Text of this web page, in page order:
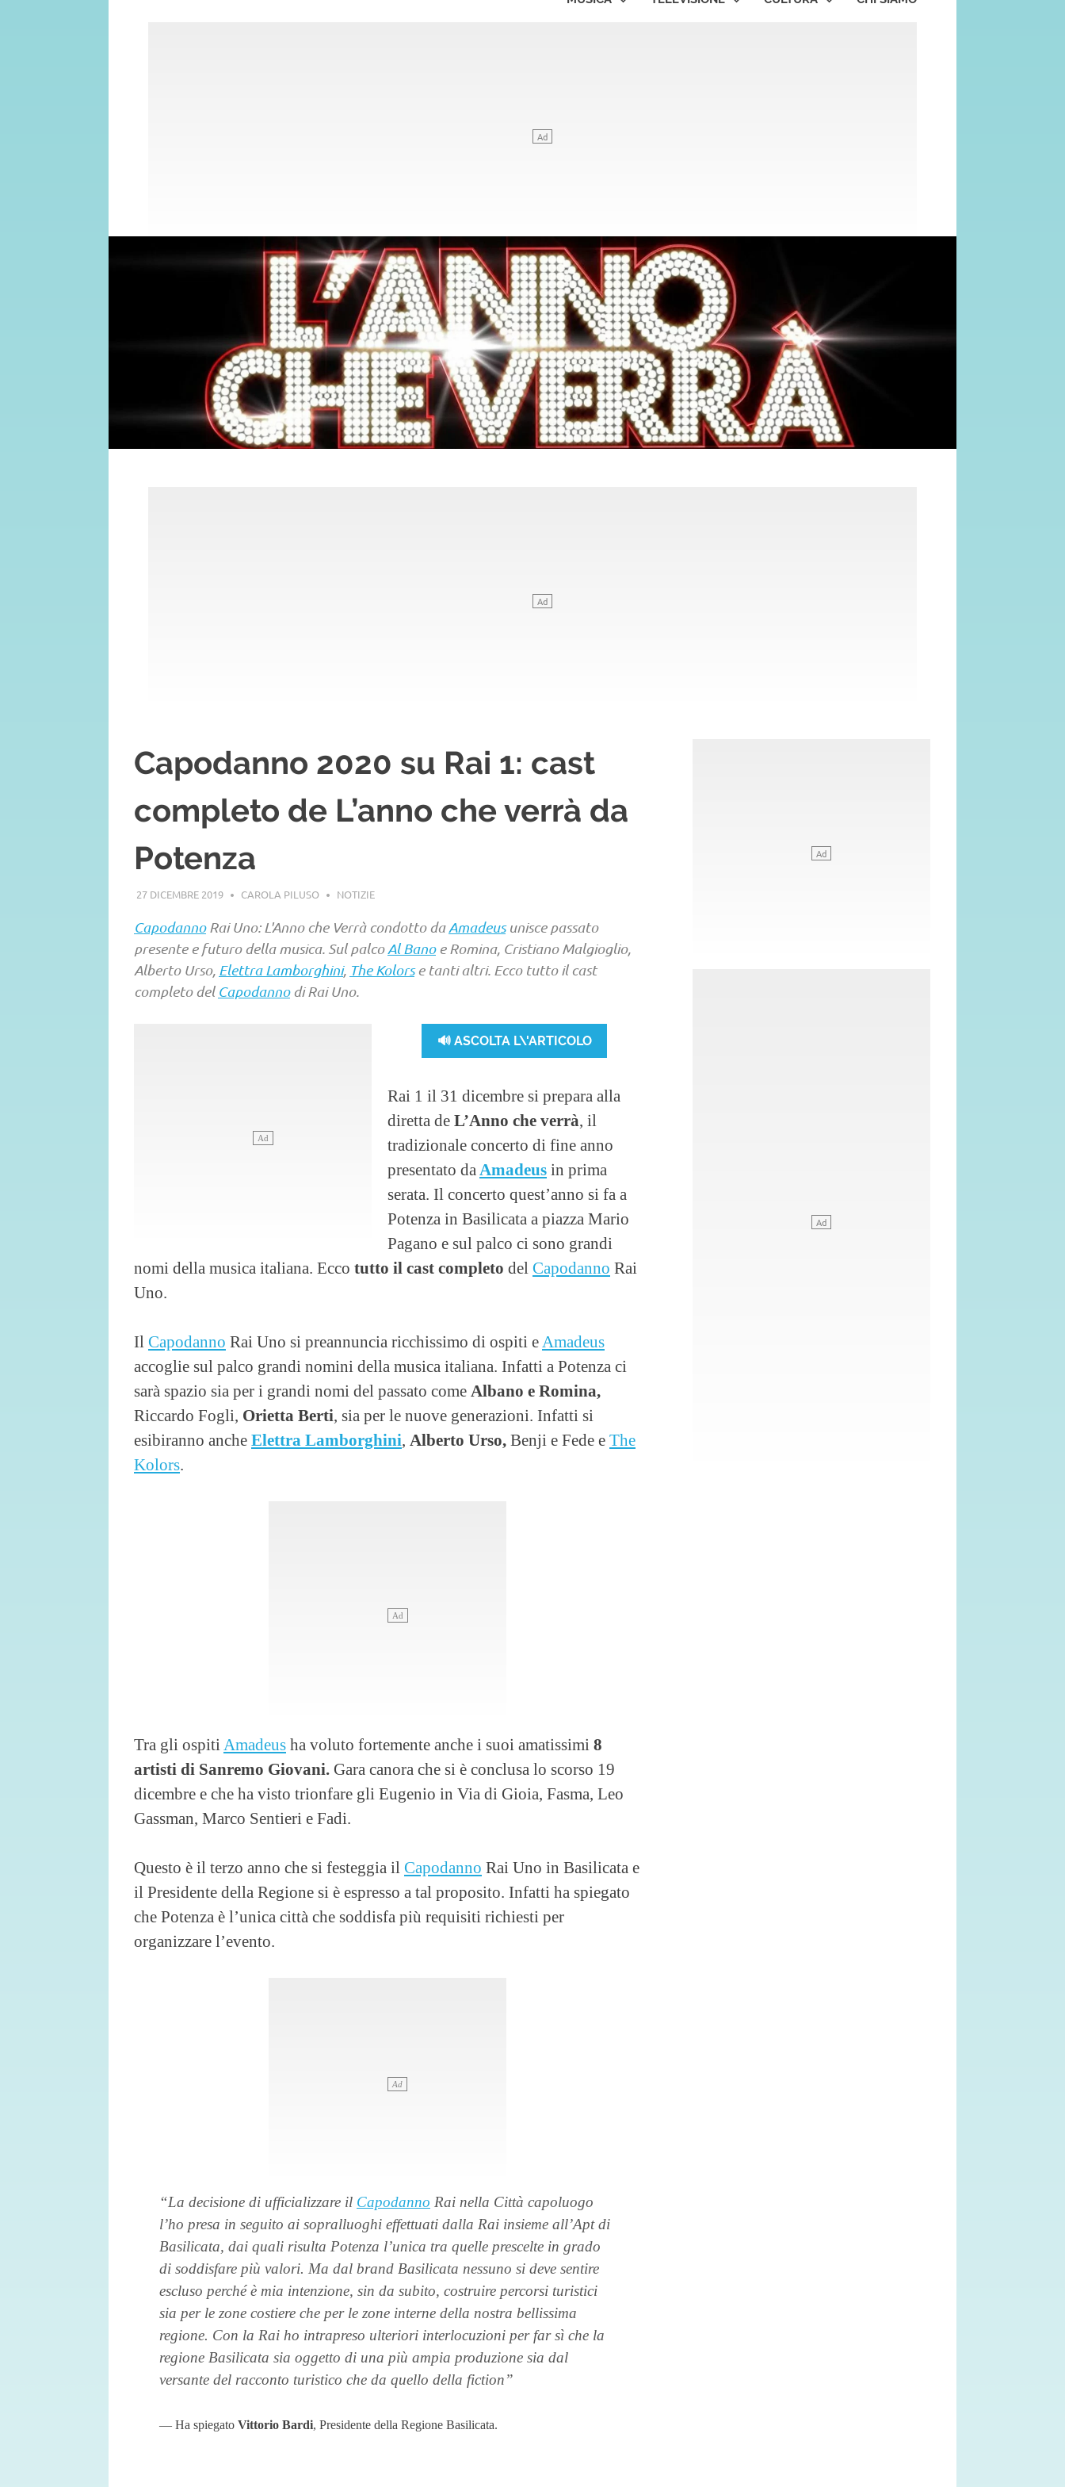
Capodanno 2020 su Rai 1: cast
completo de L’anno che verrà da
Potenza
27 DICEMBRE 2019 CAROLA PILUSO NOTIZIE
CapodannoRai Uno: L'Anno che Verrà condotto daAmadeusunisce passato
presente e futuro della musica. Sul palcoAl Banoe Romina, Cristiano Malgioglio,
Alberto Urso, Elettra Lamborghini, The Kolorse tanti altri. Ecco tutto il cast
completo del Capodannodi Rai Uno.
🔊 ASCOLTA L\'ARTICOLO
Rai 1 il 31 dicembre si prepara alla
diretta de L’Anno che verrà , il
tradizionale concerto di fine anno
presentato da Amadeus in prima
serata. Il concerto quest’anno si fa a
Potenza in Basilicata a piazza Mario
Pagano e sul palco ci sono grandi
nomi della musica italiana. Ecco tutto il cast completo del Capodanno Rai
Uno.
Il Capodanno Rai Uno si preannuncia ricchissimo di ospiti e Amadeus
accoglie sul palco grandi nomini della musica italiana. Infatti a Potenza ci
sarà spazio sia per i grandi nomi del passato come Albano e Romina,
Riccardo Fogli, Orietta Berti, sia per le nuove generazioni. Infatti si
esibiranno anche Elettra Lamborghini, Alberto Urso, Benji e Fede e The
Kolors.
Tra gli ospiti Amadeus ha voluto fortemente anche i suoi amatissimi 8
artisti di Sanremo Giovani. Gara canora che si è conclusa lo scorso 19
dicembre e che ha visto trionfare gli Eugenio in Via di Gioia, Fasma, Leo
Gassman, Marco Sentieri e Fadi.
Questo è il terzo anno che si festeggia il Capodanno Rai Uno in Basilicata e
il Presidente della Regione si è espresso a tal proposito. Infatti ha spiegato
che Potenza è l’unica città che soddisfa più requisiti richiesti per
organizzare l’evento.
“La decisione di ufficializzare il Capodanno Rai nella Città capoluogo
l’ho presa in seguito ai sopralluoghi effettuati dalla Rai insieme all’Apt di
Basilicata, dai quali risulta Potenza l’unica tra quelle prescelte in grado
di soddisfare più valori. Ma dal brand Basilicata nessuno si deve sentire
escluso perché è mia intenzione, sin da subito, costruire percorsi turistici
sia per le zone costiere che per le zone interne della nostra bellissima
regione. Con la Rai ho intrapreso ulteriori interlocuzioni per far sì che la
regione Basilicata sia oggetto di una più ampia produzione sia dal
versante del racconto turistico che da quello della fiction”
Ha spiegato Vittorio Bardi, Presidente della Regione Basilicata.